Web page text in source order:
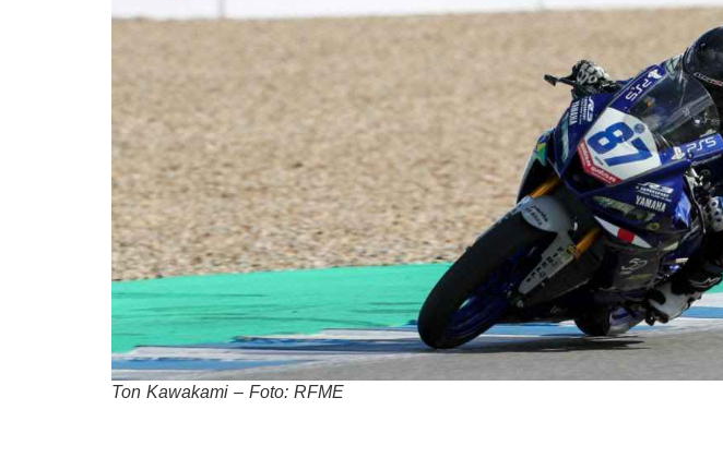
Ton Kawakami – Foto: RFME